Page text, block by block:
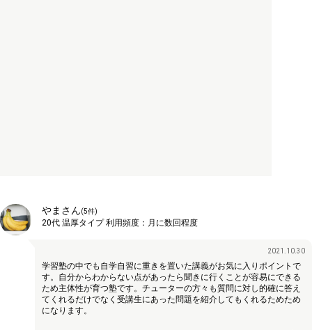
やまさん(5件)
20代 温厚タイプ利用頻度： 月に数回程度
2021.10.30
学習塾の中でも自学自習に重きを置いた講義がお気に入りポイントで
す。自分からわからない点があったら聞きに行くことが容易にできる
ため主体性が育つ塾です。チューターの方々も質問に対し的確に答え
てくれるだけでなく受講生にあった問題を紹介してもくれるためため
になります。